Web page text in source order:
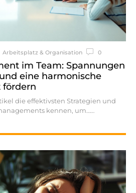
Arbeitsplatz & Organisation 0
im Team: Spannungen
eine harmonische
die effektivsten Strategien und
kennen, um…